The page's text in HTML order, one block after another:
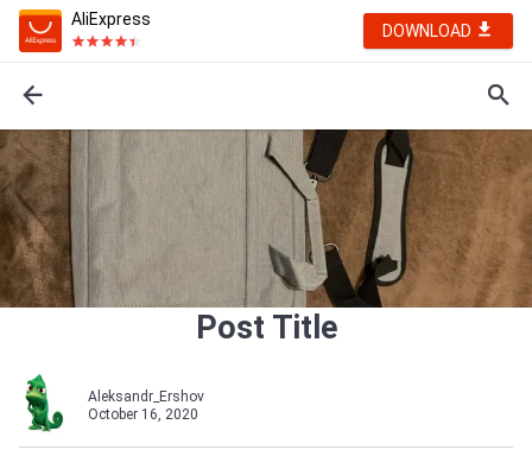
AliExpress
DOWNLOAD
Post Title
Aleksandr_Ershov
October 16, 2020